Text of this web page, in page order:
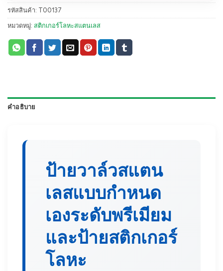
รหัสสินค้า: T00137
หมวดหมู่: สติกเกอร์โลหะสแตนเลส
คำอธิบาย
ป้ายวาล์วสแตน
เลสแบบกำหนด
เองระดับพรีเมียม
และป้ายสติกเกอร์
โลหะ